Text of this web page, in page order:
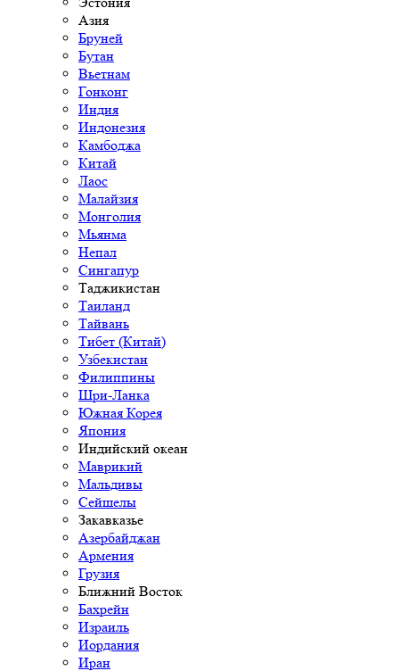
Азия
Бруней
Бутан
Вьетнам
Гонконг
Индия
Индонезия
Камбоджа
Китай
Лаос
Малайзия
Монголия
Мьянма
Непал
Сингапур
Таджикистан
Таиланд
Тайвань
Тибет (Китай)
Узбекистан
Филиппины
Шри-Ланка
Южная Корея
Япония
Индийский океан
Маврикий
Мальдивы
Сейшелы
Закавказье
Азербайджан
Армения
Грузия
Ближний Восток
Бахрейн
Израиль
Иордания
Иран